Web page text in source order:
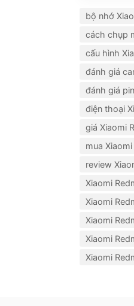
bộ nhớ
cách chụp
cấu hình
đánh giá
đánh giá
điện thoại
giá Xiaomi
mua
review
Xiaomi
Xiaomi
Xiaomi
Xiaomi
Xiaomi